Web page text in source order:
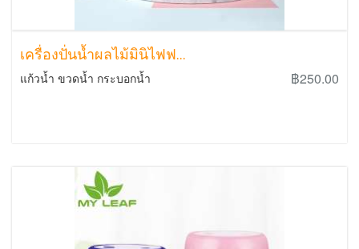
เครื่องปั่นน้ำผลไม้มินิไฟฟ...
แก้วน้ำ ขวดน้ำ กระบอกน้ำ ฿250.00